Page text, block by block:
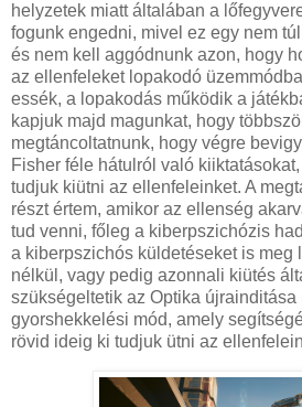
helyzetek miatt általában a
fogunk engedni, mivel ez egy nem
és nem kell aggódnunk azon, hogy
az ellenfeleket lopakodó
essék, a lopakodás működik a
kapjuk majd magunkat, hogy
megtáncoltatnunk, hogy végre
Fisher féle hátulról való
tudjuk kiütni az ellenfeleinket. A
részt értem, amikor az ellenség
tud venni, főleg a kiberpszichózis
a kiberpszichós küldetéseket is meg
nélkül, vagy pedig azonnali kiütés
szükségeltetik az Optika újrainditása
gyorshekkelési mód, amely
rövid ideig ki tudjuk ütni az